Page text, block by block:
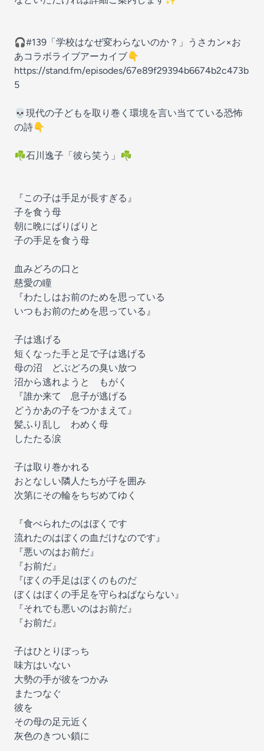
🎧#139「学校はなぜ変わらないのか？」うさカン×お
あコラボライブアーカイブ👇
https://stand.fm/episodes/67e89f29394b6674b2c473b
5
💀現代の子どもを取り巻く環境を言い当てている恐怖
の詩👇
☘️石川逸子「彼ら笑う」☘️
『この子は手足が長すぎる』
子を食う母
朝に晩にばりばりと
子の手足を食う母
血みどろの口と
慈愛の瞳
『わたしはお前のためを思っている
いつもお前のためを思っている』
子は逃げる
短くなった手と足で子は逃げる
母の沼 どぶどろの臭い放つ
沼から逃れようと もがく
『誰か来て 息子が逃げる
どうかあの子をつかまえて』
髪ふり乱し わめく母
したたる涙
子は取り巻かれる
おとなしい隣人たちが子を囲み
次第にその輪をちぢめてゆく
『食べられたのはぼくです
流れたのはぼくの血だけなのです』
『悪いのはお前だ』
『お前だ』
『ぼくの手足はぼくのものだ
ぼくはぼくの手足を守らねばならない』
『それでも悪いのはお前だ』
『お前だ』
子はひとりぼっち
味方はいない
大勢の手が彼をつかみ
またつなぐ
彼を
その母の足元近く
灰色のきつい鎖に